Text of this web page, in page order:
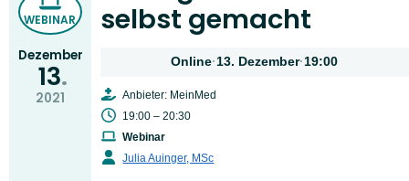
WEBINAR
Dezember
13
2021
selbst gemacht
Online·13. Dezember·19:00
Anbieter: MeinMed
19:00 – 20:30
Webinar
Julia Auinger, MSc